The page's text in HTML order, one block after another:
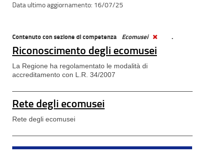
16/07/25
Contenuto con sezione di competenza Ecomusei .
Riconoscimento degli ecomusei
La Regione ha regolamentato le modalità di
accreditamento con L.R. 34/2007
Rete degli ecomusei
Rete degli ecomusei